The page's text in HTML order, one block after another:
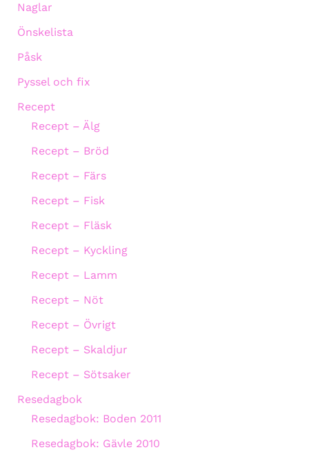
Naglar
Önskelista
Påsk
Pyssel och fix
Recept
Recept – Älg
Recept – Bröd
Recept – Färs
Recept – Fisk
Recept – Fläsk
Recept – Kyckling
Recept – Lamm
Recept – Nöt
Recept – Övrigt
Recept – Skaldjur
Recept – Sötsaker
Resedagbok
Resedagbok: Boden 2011
Resedagbok: Gävle 2010